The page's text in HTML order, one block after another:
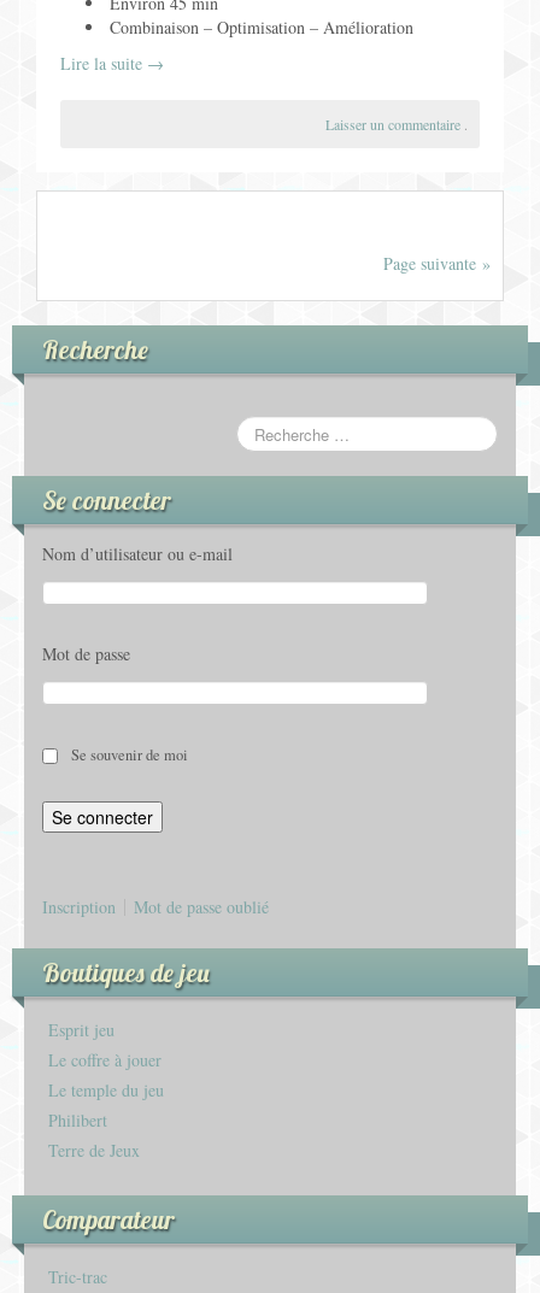
Combinaison – Optimisation – Amélioration
Lire la suite →
Laisser un commentaire
Page suivante »
Recherche
Se connecter
Nom d’utilisateur ou e-mail
Mot de passe
Se souvenir de moi
Inscription Mot de passe oublié
Boutiques de jeu
Esprit jeu
Le coffre à jouer
Le temple du jeu
Philibert
Terre de Jeux
Comparateur
Tric-trac